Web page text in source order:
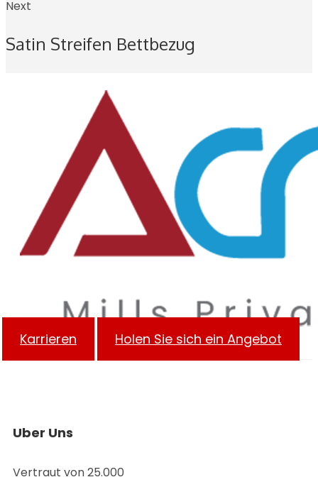
Next
Satin Streifen Bettbezug
Karrieren Holen Sie sich ein Angebot
Uber Uns
Vertraut von 25.000